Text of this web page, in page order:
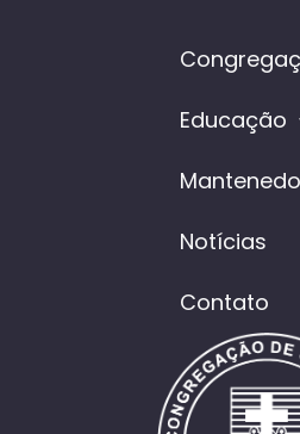
Educação
Notícias
Contato